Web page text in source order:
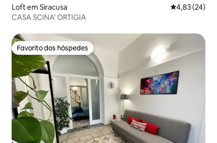
Loft em Siracusa Classificação
4,83 (24)
CASA SCINA' ORTIGIA
Favorito dos hóspedes
Favorito dos hóspedes